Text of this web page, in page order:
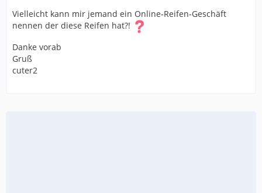
Vielleicht kann mir jemand ein Online-Reifen-Geschäft
nennen der diese Reifen hat?!
Danke vorab
Gruß
cuter2